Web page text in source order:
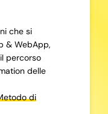
che si
& WebApp,
percorso
delle
di